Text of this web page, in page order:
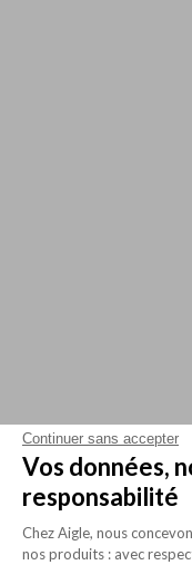
Continuer sans accepter
Vos données,
responsabilité
Chez Aigle, nous
nos produits : avec